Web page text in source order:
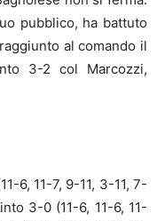
pubblico, ha battuto
al comando il
3-2 col Marcozzi,
6, 11-7, 9-11, 3-11, 7-
3-0 (11-6, 11-6, 11-